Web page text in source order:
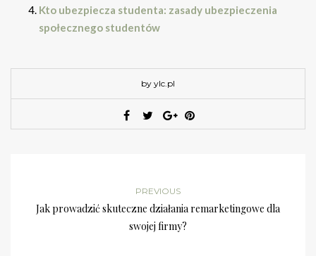
Kto ubezpiecza studenta: zasady ubezpieczenia
społecznego studentów
by ylc.pl
PREVIOUS
Jak prowadzić skuteczne działania remarketingowe dla
swojej firmy?